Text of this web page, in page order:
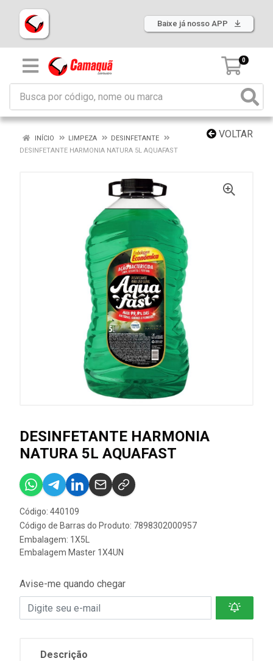
Baixe já nosso APP
0
VOLTAR
INÍCIO LIMPEZA
DESINFETANTE
DESINFETANTE HARMONIA NATURA 5L AQUAFAST
DESINFETANTE HARMONIA
NATURA 5L AQUAFAST
Código: 440109
Código de Barras do Produto: 7898302000957
Embalagem: 1X5L
Embalagem Master 1X4UN
Avise-me quando chegar
Descrição